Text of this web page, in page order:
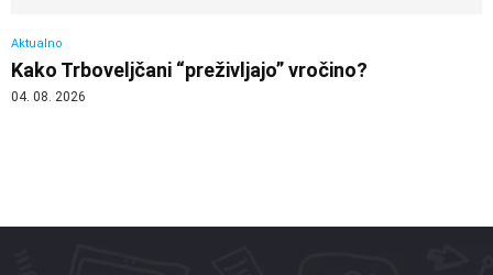
Aktualno
Kako Trboveljčani “preživljajo” vročino?
04. 08. 2026